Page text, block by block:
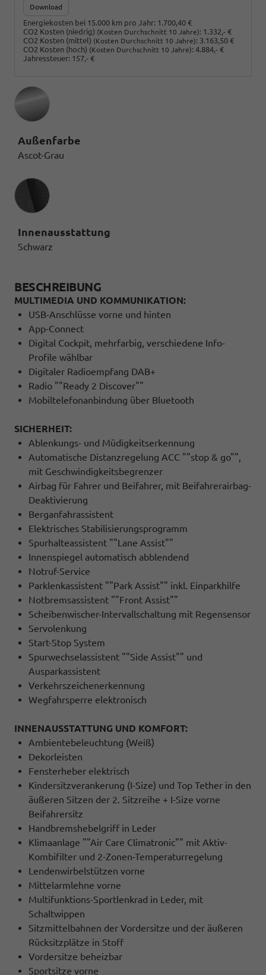
Download
Energiekosten bei 15.000 km pro Jahr: 1.700,40 €
CO2 Kosten (niedrig) (Kosten Durchschnitt 10 Jahre): 1.332,- €
CO2 Kosten (mittel) (Kosten Durchschnitt 10 Jahre): 3.163,50 €
CO2 Kosten (hoch) (Kosten Durchschnitt 10 Jahre): 4.884,- €
Jahressteuer: 157,- €
Außenfarbe
Ascot-Grau
Innenausstattung
Innenausstattung
Schwarz
BESCHREIBUNG
MULTIMEDIA UND KOMMUNIKATION:
USB-Anschlüsse vorne und hinten
App-Connect
Digital Cockpit, mehrfarbig, verschiedene Info-
Profile wählbar
Digitaler Radioempfang DAB+
Radio ""Ready 2 Discover""
Mobiltelefonanbindung über Bluetooth
SICHERHEIT:
Ablenkungs- und Müdigkeitserkennung
Automatische Distanzregelung ACC ""stop & go"",
mit Geschwindigkeitsbegrenzer
Airbag für Fahrer und Beifahrer, mit Beifahrerairbag-
Deaktivierung
Berganfahrassistent
Elektrisches Stabilisierungsprogramm
Spurhalteassistent ""Lane Assist""
Innenspiegel automatisch abblendend
Notruf-Service
Parklenkassistent ""Park Assist"" inkl. Einparkhilfe
Notbremsassistent ""Front Assist""
Scheibenwischer-Intervallschaltung mit Regensensor
Servolenkung
Start-Stop System
Spurwechselassistent ""Side Assist"" und
Ausparkassistent
Verkehrszeichenerkennung
Wegfahrsperre elektronisch
INNENAUSSTATTUNG UND KOMFORT:
Ambientebeleuchtung (Weiß)
Dekorleisten
Fensterheber elektrisch
Kindersitzverankerung (I-Size) und Top Tether in den
äußeren Sitzen der 2. Sitzreihe + I-Size vorne
Beifahrersitz
Handbremshebelgriff in Leder
Klimaanlage ""Air Care Climatronic"" mit Aktiv-
Kombifilter und 2-Zonen-Temperaturregelung
Lendenwirbelstützen vorne
Mittelarmlehne vorne
Multifunktions-Sportlenkrad in Leder, mit
Schaltwippen
Sitzmittelbahnen der Vordersitze und der äußeren
Rücksitzplätze in Stoff
Vordersitze beheizbar
Sportsitze vorne